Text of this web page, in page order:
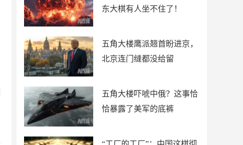
东大棋有人坐不住了！
五角大楼鹰派翘首盼进京，
北京连门缝都没给留
五角大楼吓唬中俄？这事恰
恰暴露了美军的底裤